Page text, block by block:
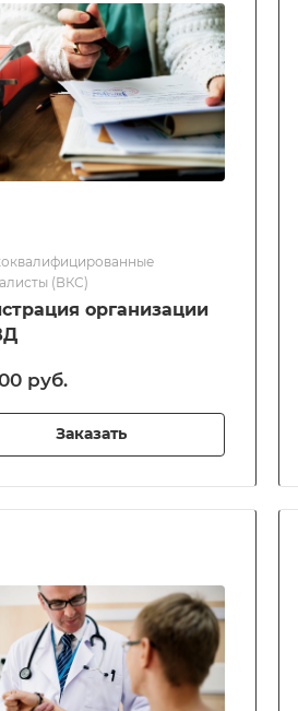
(ВКС)
организации
руб.
Заказать